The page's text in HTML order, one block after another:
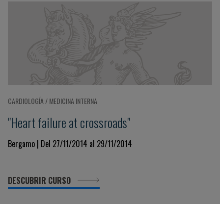
CARDIOLOGÍA / MEDICINA INTERNA
"Heart failure at crossroads"
Bergamo | Del 27/11/2014 al 29/11/2014
DESCUBRIR CURSO